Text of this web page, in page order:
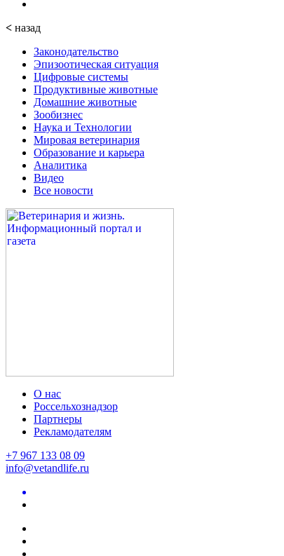
< назад
Законодательство
Эпизоотическая ситуация
Цифровые системы
Продуктивные животные
Домашние животные
Зообизнес
Наука и Технологии
Мировая ветеринария
Образование и карьера
Аналитика
Видео
Все новости
О нас
Россельхознадзор
Партнеры
Рекламодателям
+7 967 133 08 09
info@vetandlife.ru